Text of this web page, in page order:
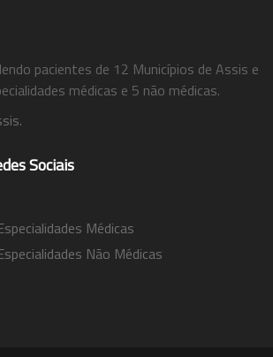
pacientes de 12 Municípios de Assis e
médicas e 5 não médicas.
Sociais
Médicas
Não Médicas